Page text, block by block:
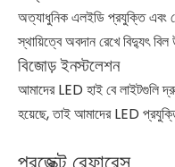
অত্যাধুনিক এলইডি প্রযুক্তি এবং
স্থায়িত্বে অবদান রেখে বিদ্যুৎ
বিজোড় ইনস্টলেশন
আমাদের LED হাই বে লাইটগুলি
হয়েছে, তাই আমাদের LED